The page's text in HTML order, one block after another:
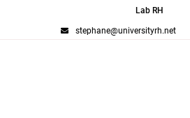
Lab RH
stephane@universityrh.net